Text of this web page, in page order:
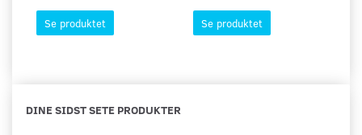
Se produktet Se produktet
DINE SIDST SETE PRODUKTER